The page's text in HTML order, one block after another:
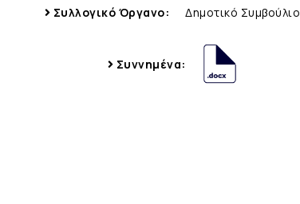
Συλλογικό Όργανο: Δημοτικό Συμβούλιο
Συννημένα: